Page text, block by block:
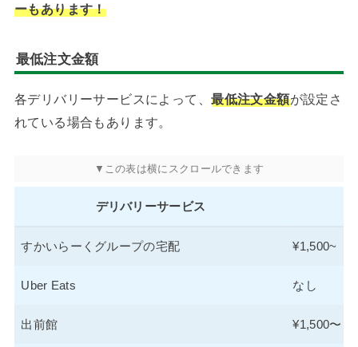
ーもあります！
最低注文金額
各デリバリーサービスによって、最低注文金額が設定さ
れている場合もあります。
デリバリーサービス
すかいらーくグループの宅配 ¥1,500~（
Uber Eats なし
出前館 ¥1,500〜